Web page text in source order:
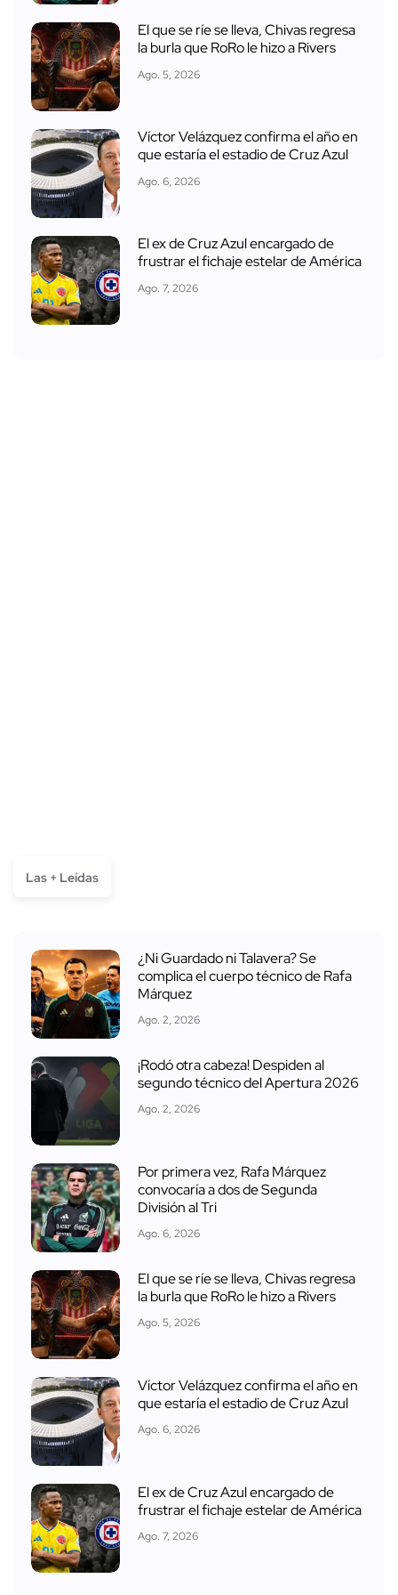
El que se ríe se lleva, Chivas regresa
la burla que RoRo le hizo a Rivers
Ago. 5, 2026
Víctor Velázquez confirma el año en
que estaría el estadio de Cruz Azul
Ago. 6, 2026
El ex de Cruz Azul encargado de
frustrar el fichaje estelar de América
Ago. 7, 2026
Las + Leídas
¿Ni Guardado ni Talavera? Se
complica el cuerpo técnico de Rafa
Márquez
Ago. 2, 2026
¡Rodó otra cabeza! Despiden al
segundo técnico del Apertura 2026
Ago. 2, 2026
Por primera vez, Rafa Márquez
convocaría a dos de Segunda
División al Tri
Ago. 6, 2026
El que se ríe se lleva, Chivas regresa
la burla que RoRo le hizo a Rivers
Ago. 5, 2026
Víctor Velázquez confirma el año en
que estaría el estadio de Cruz Azul
Ago. 6, 2026
El ex de Cruz Azul encargado de
frustrar el fichaje estelar de América
Ago. 7, 2026